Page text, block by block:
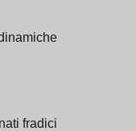
fradici